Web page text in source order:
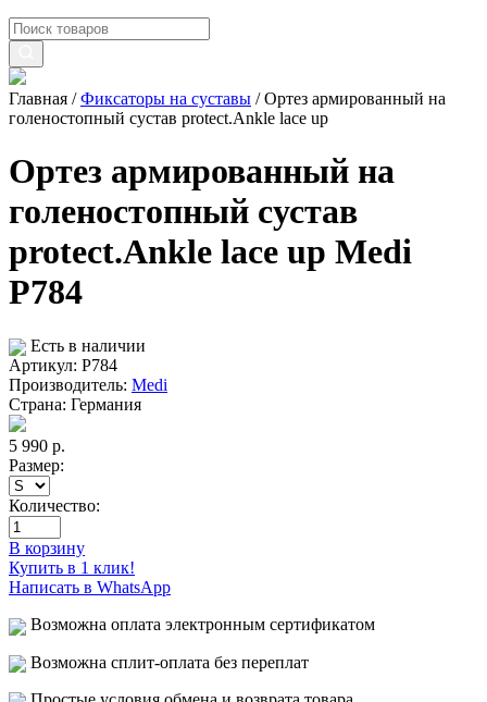
Главная /Фиксаторы на суставы /Ортез армированный на
голеностопный сустав protect.Ankle lace up
Ортез армированный на
голеностопный сустав
protect.Ankle lace up Medi
P784
Есть в наличии
Артикул: P784
Производитель: Medi
Страна: Германия
5 990 р.
Размер:
Количество:
В корзину
Купить в 1 клик!
Написать в WhatsApp
Возможна оплата электронным сертификатом
Возможна сплит-оплата без переплат